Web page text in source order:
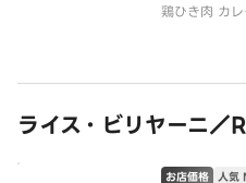
鶏ひき肉 カ
ライス・ビリヤーニ
お店価格 人気